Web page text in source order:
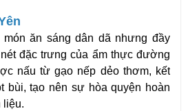
ăn sáng dân dã nhưng đầy
đặc trưng của ẩm thực đường
nấu từ gạo nếp dẻo thơm, kết
bùi, tạo nên sự hòa quyện hoàn
liệu.